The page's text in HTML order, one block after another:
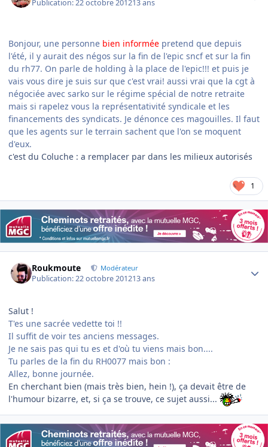
Publication:22 octobre 201213 ans
Bonjour, une personne bien informée pretend que depuis
l'été, il y aurait des négos sur la fin de l'epic sncf et sur la fin
du rh77. On parle de holding à la place de l'epic!!! et puis je
vais vous dire je suis sur que c'est vrai! aussi vrai que la cgt à
négociée avec sarko sur le régime spécial de notre retraite
mais si rapelez vous la représentativité syndicale et les
financements des syndicats. Je dénonce ces magouilles. Il faut
que les agents sur le terrain sachent que l'on se moquent
d'eux.
c'est du Coluche : a remplacer par dans les milieux autorisés
1
Roukmoute Modérateur
Publication:22 octobre 201213 ans
Salut !
T'es une sacrée vedette toi !!
Il suffit de voir tes anciens messages.
Je ne sais pas qui tu es et d'où tu viens mais bon....
Tu parles de la fin du RH0077 mais bon :
Allez, bonne journée.
En cherchant bien (mais très bien, hein !), ça devait être de
l'humour bizarre, et, si ça se trouve, ce sujet aussi...